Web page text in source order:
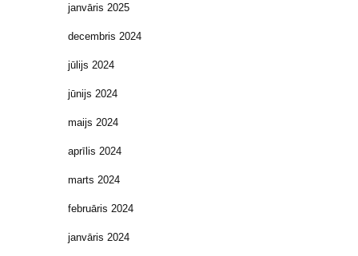
janvāris 2025
decembris 2024
jūlijs 2024
jūnijs 2024
maijs 2024
aprīlis 2024
marts 2024
februāris 2024
janvāris 2024